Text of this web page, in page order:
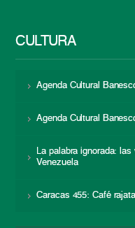
CULTURA
Agenda Cultural
Agenda Cultural
La palabra ignorada:
Venezuela
Caracas 455: Café